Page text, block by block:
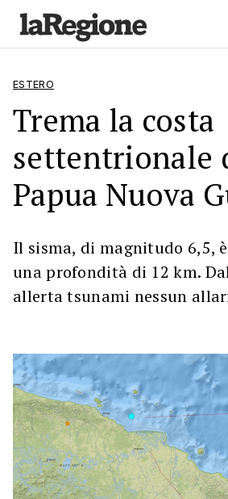
ESTERO
Trema la costa
settentrionale
Papua Nuova
Il sisma, di magnitudo 6,5,
una profondità di 12 km.
allerta tsunami nessun